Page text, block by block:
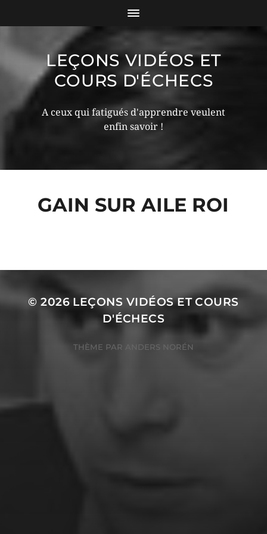
LEÇONS VIDÉOS ET
COURS D'ÉCHECS
A ceux qui fatigués d'apprendre veulent
enfin savoir !
GAIN SUR AILE ROI
© 2026 LEÇONS VIDÉOS ET COURS
D'ÉCHECS
THÈME PAR ANDERS NORÉN